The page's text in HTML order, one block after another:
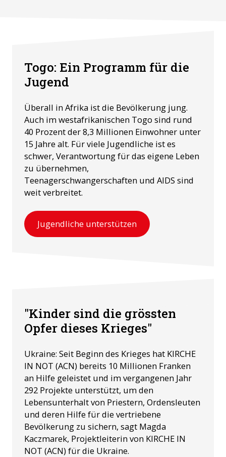
Togo: Ein Programm für die
Jugend
Überall in Afrika ist die Bevölkerung jung.
Auch im westafrikanischen Togo sind rund
40 Prozent der 8,3 Millionen Einwohner unter
15 Jahre alt. Für viele Jugendliche ist es
schwer, Verantwortung für das eigene Leben
zu übernehmen,
Teenagerschwangerschaften und AIDS sind
weit verbreitet.
Jugendliche unterstützen
"Kinder sind die grössten
Opfer dieses Krieges"
Ukraine: Seit Beginn des Krieges hat KIRCHE
IN NOT (ACN) bereits 10 Millionen Franken
an Hilfe geleistet und im vergangenen Jahr
292 Projekte unterstützt, um den
Lebensunterhalt von Priestern, Ordensleuten
und deren Hilfe für die vertriebene
Bevölkerung zu sichern, sagt Magda
Kaczmarek, Projektleiterin von KIRCHE IN
NOT (ACN) für die Ukraine.